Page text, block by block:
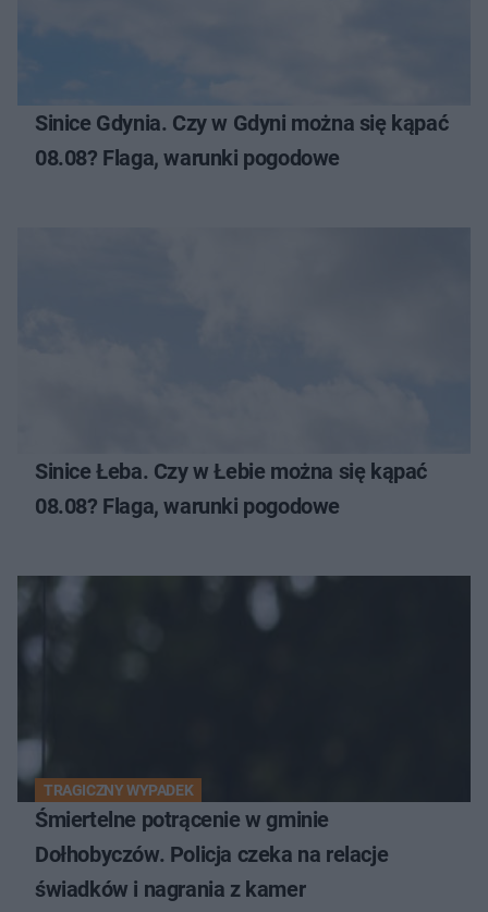
Sinice Gdynia. Czy w Gdyni można się kąpać
08.08? Flaga, warunki pogodowe
Sinice Łeba. Czy w Łebie można się kąpać
08.08? Flaga, warunki pogodowe
TRAGICZNY WYPADEK
Śmiertelne potrącenie w gminie
Dołhobyczów. Policja czeka na relacje
świadków i nagrania z kamer